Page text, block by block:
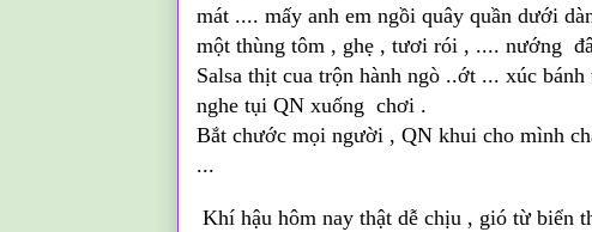
mát .... mấy anh em ngồi quây quần dưới
một thùng tôm , ghẹ , tươi rói , .... nướng
Salsa thịt cua trộn hành ngò ..ớt ... xúc bánh
nghe tụi QN xuống chơi .
Bắt chước mọi người , QN khui cho mình
...
Khí hậu hôm nay thật dễ chịu , gió từ biển